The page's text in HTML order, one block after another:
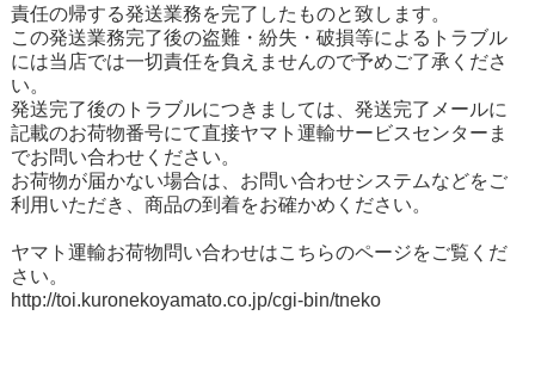
責任の帰する発送業務を完了したものと致します。
この発送業務完了後の盗難・紛失・破損等によるトラブル
には当店では一切責任を負えませんので予めご了承くださ
い。
発送完了後のトラブルにつきましては、発送完了メールに
記載のお荷物番号にて直接ヤマト運輸サービスセンターま
でお問い合わせください。
お荷物が届かない場合は、お問い合わせシステムなどをご
利用いただき、商品の到着をお確かめください。
ヤマト運輸お荷物問い合わせはこちらのページをご覧くだ
さい。
http://toi.kuronekoyamato.co.jp/cgi-bin/tneko